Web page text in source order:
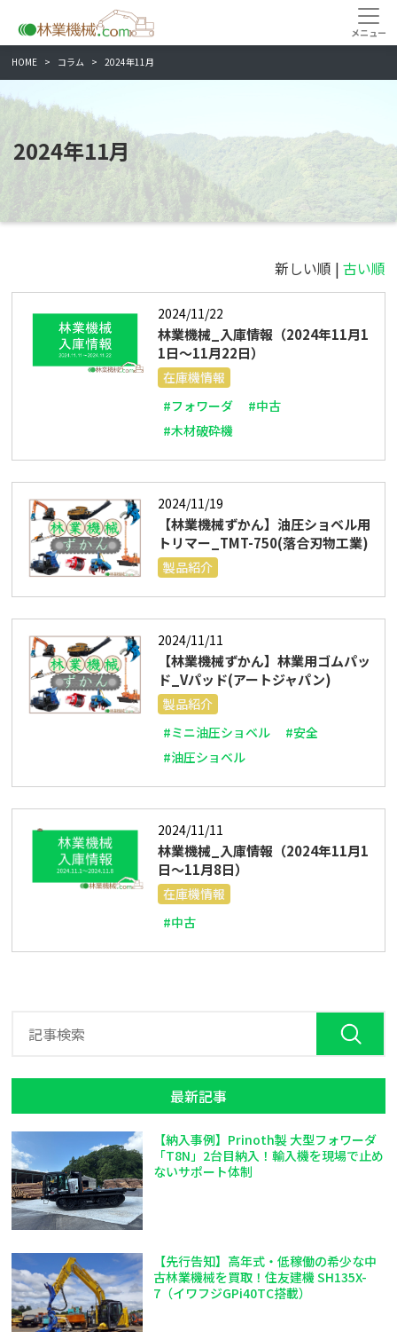
HOME コラム 2024年11月
2024年11月
新しい順 | 古い順
2024/11/22
林業機械_入庫情報（2024年11月1
1日～11月22日）
在庫機情報
#フォワーダ
#中古
#木材破砕機
2024/11/19
【林業機械ずかん】油圧ショベル用
トリマー_TMT-750(落合刃物工業)
製品紹介
2024/11/11
【林業機械ずかん】林業用ゴムパッ
ド_Vパッド(アートジャパン)
製品紹介
#ミニ油圧ショベル
#安全
#油圧ショベル
2024/11/11
林業機械_入庫情報（2024年11月1
日～11月8日）
在庫機情報
#中古
最新記事
【納入事例】Prinoth製 大型フォワーダ
「T8N」2台目納入！輸入機を現場で止め
ないサポート体制
【先行告知】高年式・低稼働の希少な中
古林業機械を買取！住友建機 SH135X-
7（イワフジGPi40TC搭載）